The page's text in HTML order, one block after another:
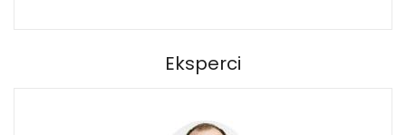
Eksperci